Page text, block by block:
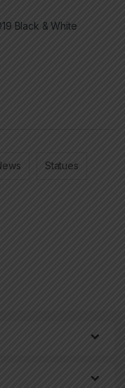
Black & White
Statues